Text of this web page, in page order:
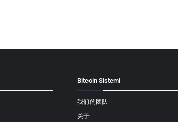
Bitcoin Sistemi
我们的团队
关于